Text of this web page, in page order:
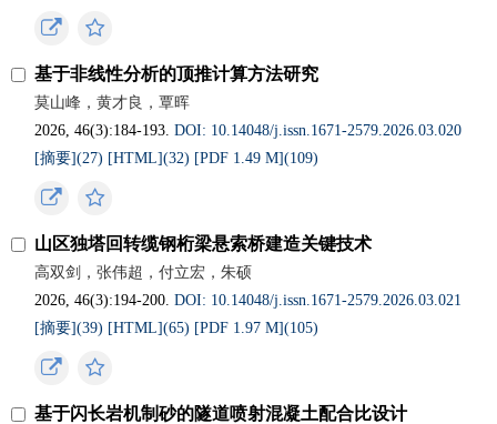
基于非线性分析的顶推计算方法研究
莫山峰，黄才良，覃晖
2026, 46(3):184-193.DOI: 10.14048/j.issn.1671-2579.2026.03.020
[摘要](27) [HTML](32) [PDF 1.49 M](109)
山区独塔回转缆钢桁梁悬索桥建造关键技术
高双剑，张伟超，付立宏，朱硕
2026, 46(3):194-200.DOI: 10.14048/j.issn.1671-2579.2026.03.021
[摘要](39) [HTML](65) [PDF 1.97 M](105)
基于闪长岩机制砂的隧道喷射混凝土配合比设计